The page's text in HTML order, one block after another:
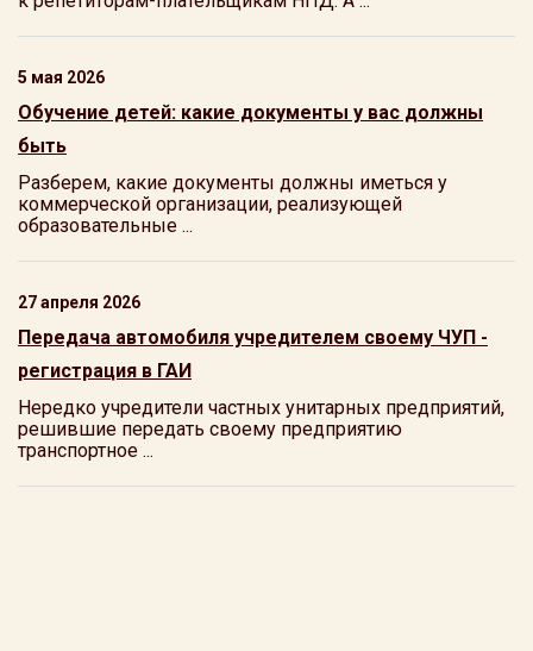
5 мая 2026
Обучение детей: какие документы у вас должны
быть
Разберем, какие документы должны иметься у
коммерческой организации, реализующей
образовательные ...
27 апреля 2026
Передача автомобиля учредителем своему ЧУП -
регистрация в ГАИ
Нередко учредители частных унитарных предприятий,
решившие передать своему предприятию
транспортное ...